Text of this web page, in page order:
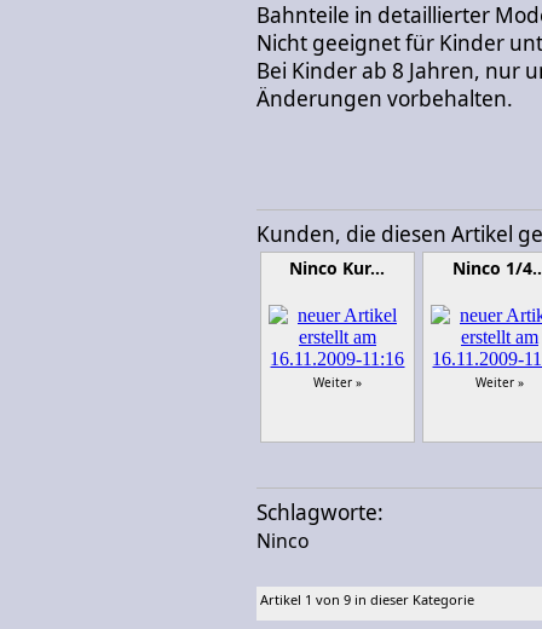
Bahnteile in detaillierter
Nicht geeignet für Kinder
Bei Kinder ab 8 Jahren, nur
Änderungen vorbehalten.
Kunden, die diesen Artikel
Ninco Kur…
Weiter »
Ninco 1/
Weiter »
Schlagworte:
Ninco
Artikel 1 von 9 in dieser Kategorie